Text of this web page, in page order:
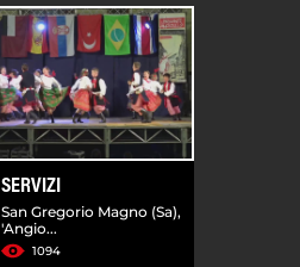
SERVIZI
San Gregorio Magno (Sa),
'Angio...
1094